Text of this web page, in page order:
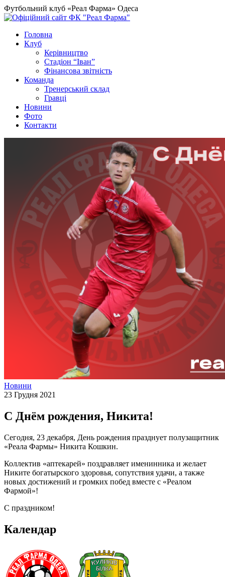
Футбольний клуб «Реал Фарма» Одеса
Головна
Клуб
Керівництво
Стадіон “Іван”
Фінансова звітність
Команда
Тренерський склад
Гравці
Новини
Фото
Контакти
Новини
23 Грудня 2021
С Днём рождения, Никита!
Сегодня, 23 декабря, День рождения празднует полузащитник
«Реала Фармы» Никита Кошкин.
Коллектив «аптекарей» поздравляет именинника и желает
Никите богатырского здоровья, сопутствия удачи, а также
новых достижений и громких побед вместе с «Реалом
Фармой»!
С праздником!
Календар